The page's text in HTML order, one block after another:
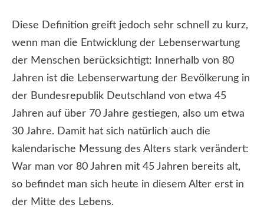
Diese Definition greift jedoch sehr schnell zu kurz,
wenn man die Entwicklung der Lebenserwartung
der Menschen berücksichtigt: Innerhalb von 80
Jahren ist die Lebenserwartung der Bevölkerung in
der Bundesrepublik Deutschland von etwa 45
Jahren auf über 70 Jahre gestiegen, also um etwa
30 Jahre. Damit hat sich natürlich auch die
kalendarische Messung des Alters stark verändert:
War man vor 80 Jahren mit 45 Jahren bereits alt,
so befindet man sich heute in diesem Alter erst in
der Mitte des Lebens.